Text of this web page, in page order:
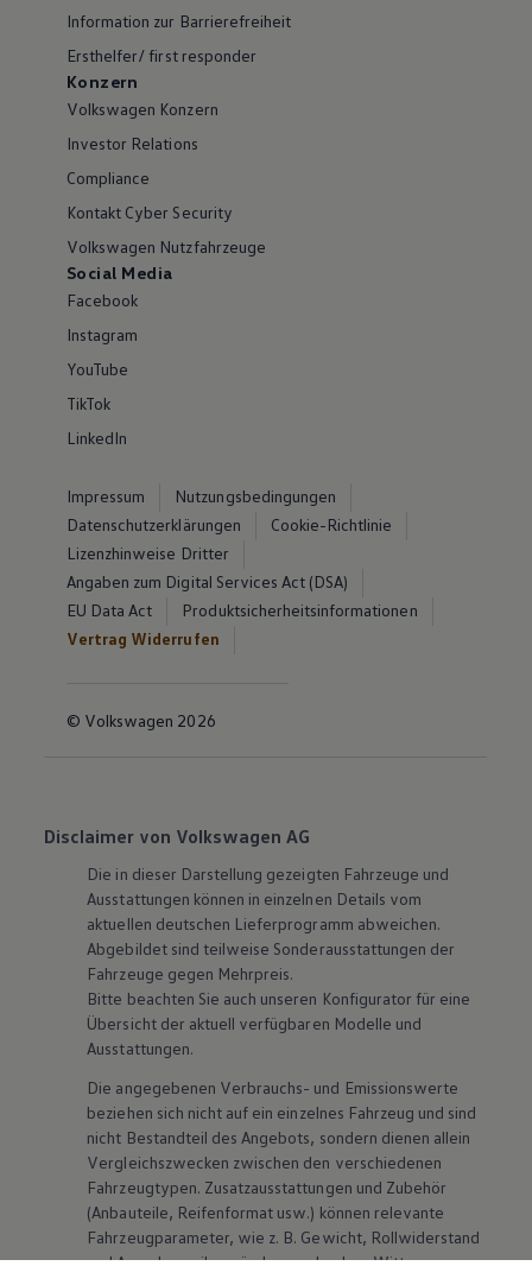
Information zur Barrierefreiheit
Ersthelfer/ first responder
Konzern
Volkswagen Konzern
Investor Relations
Compliance
Kontakt Cyber Security
Volkswagen Nutzfahrzeuge
Social Media
Facebook
Instagram
YouTube
TikTok
LinkedIn
Impressum
Nutzungsbedingungen
Datenschutzerklärungen
Cookie-Richtlinie
Lizenzhinweise Dritter
Angaben zum Digital Services Act (DSA)
EU Data Act
Produktsicherheitsinformationen
Vertrag Widerrufen
© Volkswagen 2026
Disclaimer von Volkswagen AG
Die in dieser Darstellung gezeigten Fahrzeuge und
Ausstattungen können in einzelnen Details vom
aktuellen deutschen Lieferprogramm abweichen.
Abgebildet sind teilweise Sonderausstattungen der
Fahrzeuge gegen Mehrpreis.
Bitte beachten Sie auch unseren Konfigurator für eine
Übersicht der aktuell verfügbaren Modelle und
Ausstattungen.
Die angegebenen Verbrauchs- und Emissionswerte
beziehen sich nicht auf ein einzelnes Fahrzeug und sind
nicht Bestandteil des Angebots, sondern dienen allein
Vergleichszwecken zwischen den verschiedenen
Fahrzeugtypen. Zusatzausstattungen und Zubehör
(Anbauteile, Reifenformat usw.) können relevante
Fahrzeugparameter, wie z. B. Gewicht, Rollwiderstand
und Aerodynamik verändern und neben Witterungs-